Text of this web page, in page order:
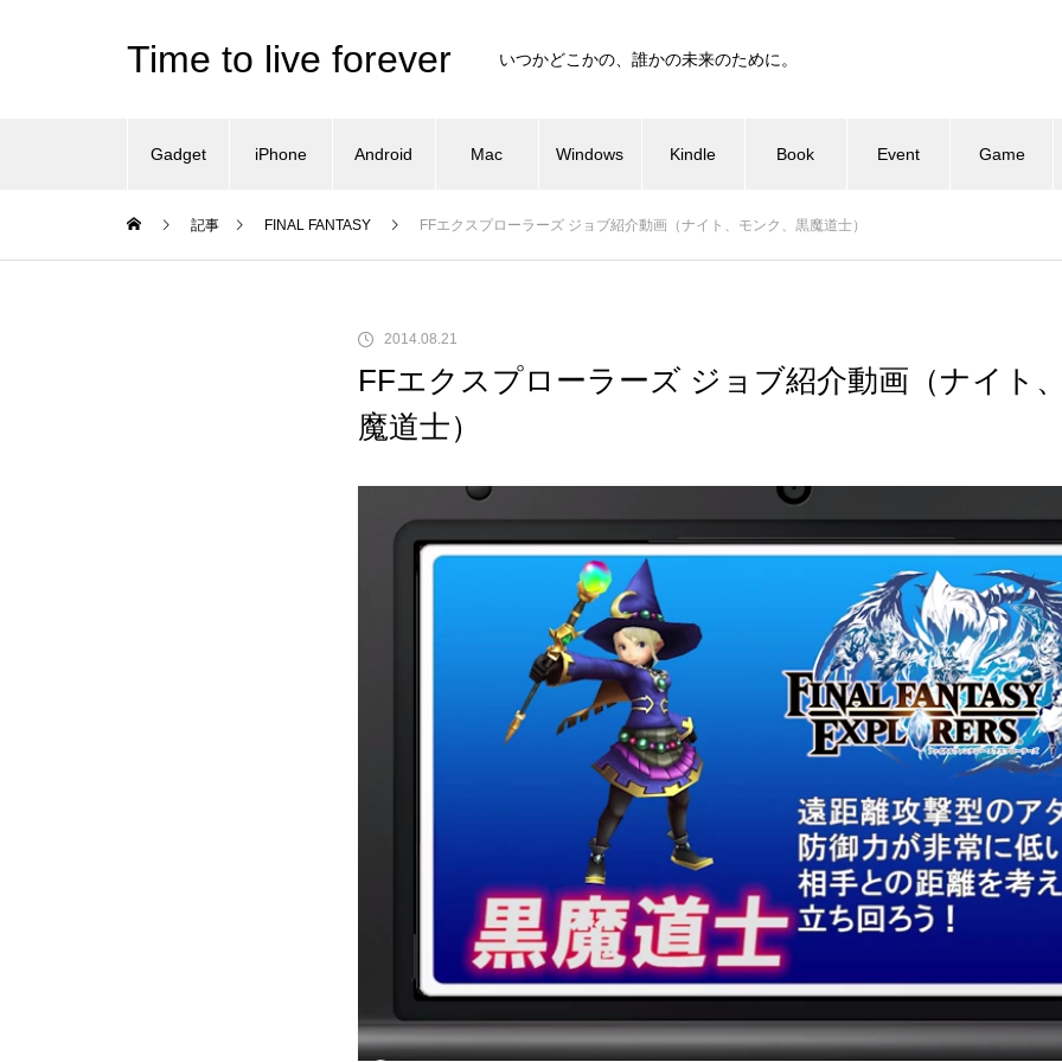
Time to live forever いつかどこかの、誰かの未来のために。
Gadget iPhone Android Mac Windows Kindle Book Event Game
記事 FINAL FANTASY FFエクスプローラーズ ジョブ紹介動画（ナイト、モンク、黒魔道士）
2014.08.21
FFエクスプローラーズ ジョブ紹介動画（ナイト
魔道士）